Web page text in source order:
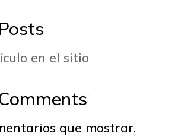
en el sitio
que mostrar.